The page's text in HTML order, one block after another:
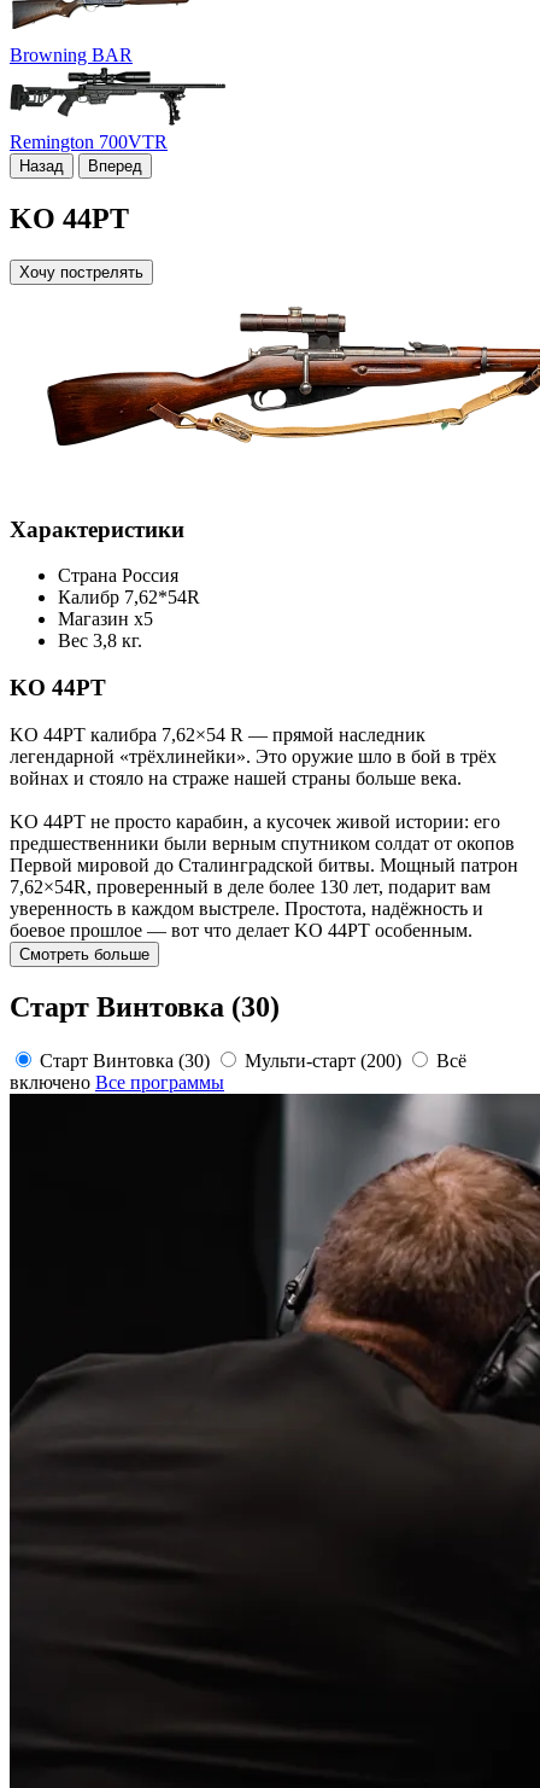
Browning BAR
Remington 700VTR
Назад Вперед
KO 44PT
Хочу пострелять
Характеристики
Страна Россия
Калибр 7,62*54R
Магазин х5
Вес 3,8 кг.
KO 44PT
KO 44PT калибра 7,62×54 R — прямой наследник
легендарной «трёхлинейки». Это оружие шло в бой в трёх
войнах и стояло на страже нашей страны больше века.
KO 44PT не просто карабин, а кусочек живой истории: его
предшественники были верным спутником солдат от окопов
Первой мировой до Сталинградской битвы. Мощный патрон
7,62×54R, проверенный в деле более 130 лет, подарит вам
уверенность в каждом выстреле. Простота, надёжность и
боевое прошлое — вот что делает KO 44PT особенным.
Смотреть больше
Старт Винтовка (30)
Старт Винтовка (30) Мульти-старт (200)
Всё
включено Все программы